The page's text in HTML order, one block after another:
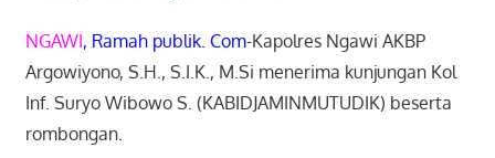
NGAWI, Ramah publik. Com-Kapolres Ngawi AKBP
Argowiyono, S.H., S.I.K., M.Si menerima kunjungan Kol
Inf. Suryo Wibowo S. (KABIDJAMINMUTUDIK) beserta
rombongan.